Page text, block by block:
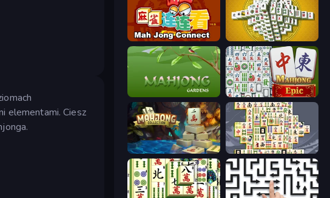
elementami. Ciesz
Mahjong Connect (Legacy) Mahjong Tower
Mahjong Gardens Mahjong Epic
Mahjong Collection Mahjong Titans